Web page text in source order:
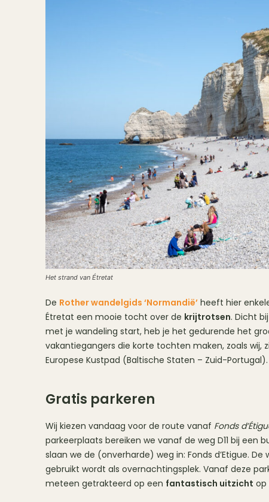
Het strand van Étretat
De Rother wandelgids ‘Normandië’ heeft hier
Étretat een mooie tocht over de krijtrotsen. Dicht
met je wandeling start, heb je het gedurende het
vakantiegangers die korte tochten maken, zoals wij,
Europese Kustpad (Baltische Staten – Zuid-Portugal).
Gratis parkeren
Wij kiezen vandaag voor de route vanaf Fonds
parkeerplaats bereiken we vanaf de weg D11 bij een
slaan we de (onverharde) weg in: Fonds d’Etigue.
gebruikt wordt als overnachtingsplek. Vanaf deze
meteen getrakteerd op een fantastisch uitzicht op